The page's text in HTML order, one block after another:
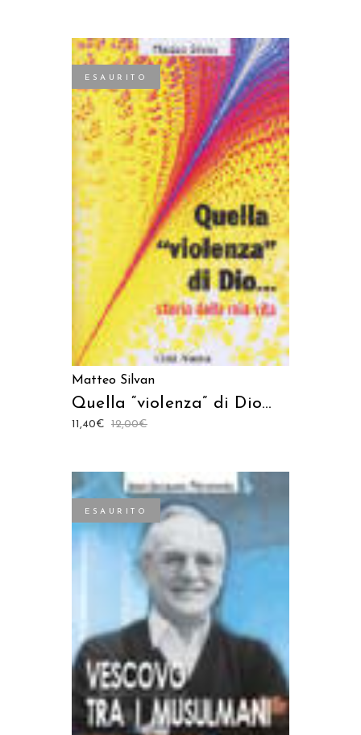
ESAURITO
LEGGI TUTTO
Matteo Silvan
Quella “violenza” di Dio…
12,00€
11,40€
ESAURITO
LEGGI TUTTO